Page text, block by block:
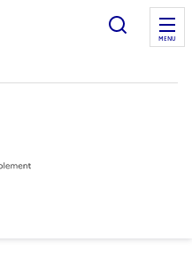
Ouvrir
MENU